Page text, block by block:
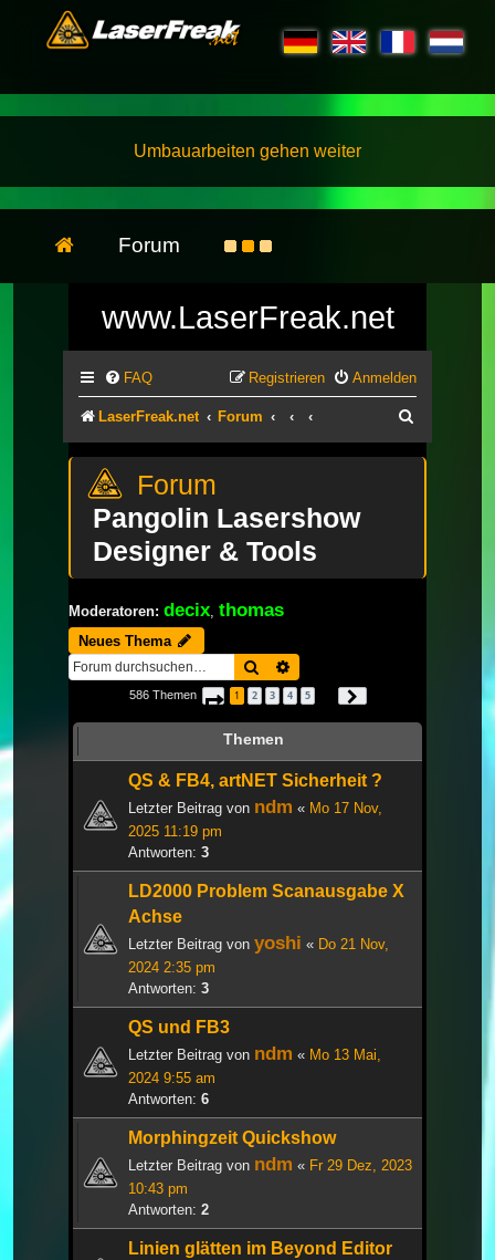
Umbauarbeiten gehen weiter
Forum
www.LaserFreak.net
FAQ Anmelden
Registrieren
LaserFreak.net Forum
Pangolin Lasershow
Designer & Tools
Moderatoren: decix thomas
Neues Thema
Suche
586 Themen Seite 1von 20
1 2 3 4 5
Themen
QS & FB4, artNET Sicherheit ?
Letzter Beitrag von ndm « Mo 17 Nov,
2025 11:19 pm
Antworten: 3
LD2000 Problem Scanausgabe X
Achse
Letzter Beitrag von yoshi « Do 21 Nov,
2024 2:35 pm
Antworten: 3
QS und FB3
Letzter Beitrag von ndm « Mo 13 Mai,
2024 9:55 am
Antworten: 6
Morphingzeit Quickshow
Letzter Beitrag von ndm « Fr 29 Dez, 2023
10:43 pm
Antworten: 2
Linien glätten im Beyond Editor